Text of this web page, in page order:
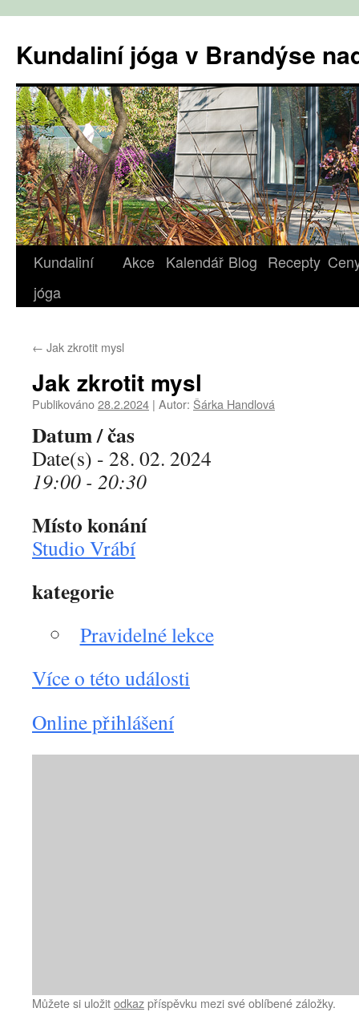
obsahu
webu
Kundaliní jóga v Brandýse
Kundaliní
jóga
Akce Kalendář Blog Recepty
← Jak zkrotit mysl
Jak zkrotit mysl
Publikováno28.2.2024 | Autor: Šárka Handlová
Datum / čas
Date(s) - 28. 02. 2024
19:00 - 20:30
Místo konání
Studio Vrábí
kategorie
Pravidelné lekce
Více o této události
Online přihlášení
Můžete si uložitodkazpříspěvku mezi své oblíbené záložky.